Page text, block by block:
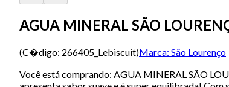
AGUA MINERAL SÃO
(C�digo: 266405_Lebiscuit)Marca: São Lourenço
Você está comprando: AGUA MINERAL SÃO